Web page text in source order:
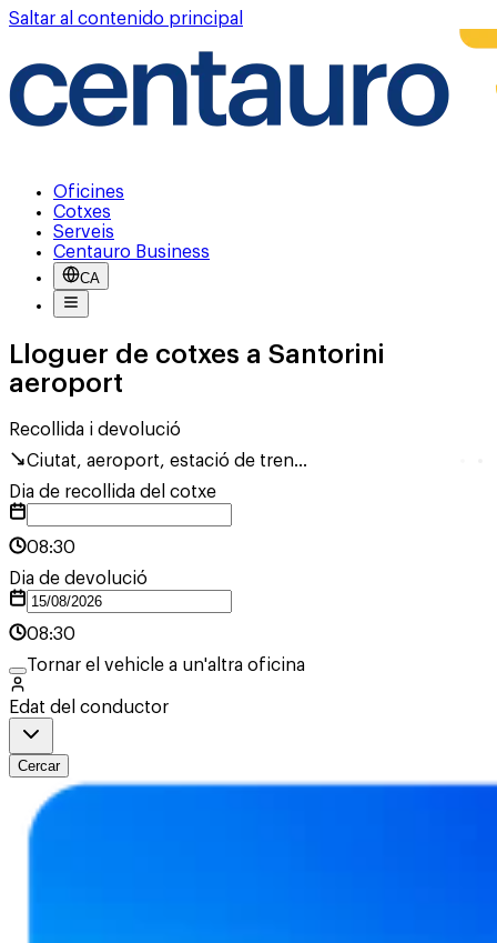
Saltar al contenido principal
Oficines
Cotxes
Serveis
Centauro Business
CA
Lloguer de cotxes a Santorini
aeroport
Recollida i devolució
Ciutat, aeroport, estació de tren...
Dia de recollida del cotxe
08:30
Dia de devolució
08:30
Tornar el vehicle a un'altra oficina
Edat del conductor
Cercar